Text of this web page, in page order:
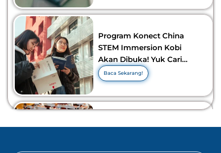
Program Konect China
STEM Immersion Kobi
Akan Dibuka! Yuk Cari
Tahu Info Selengkapnya!
Baca Sekarang!